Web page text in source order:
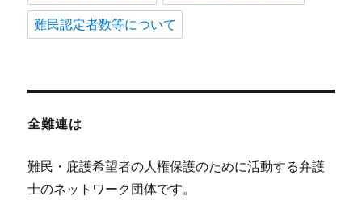
難民認定者数等について
全難連は
難民・庇護希望者の人権保護のために活動する弁護
士のネットワーク団体です。